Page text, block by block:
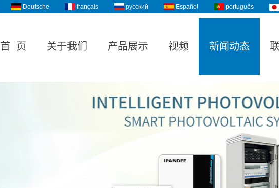
Deutsche français русский Español português
首 页 关于我们 产品展示 视频 新闻动态